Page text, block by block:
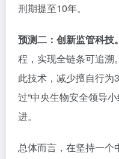
刑期提至10年。
预测二：创新监管科技。
程，实现全链条可追溯
此技术，减少擅自行为
过“中央生物安全领导
进。
总体而言，在坚持一个